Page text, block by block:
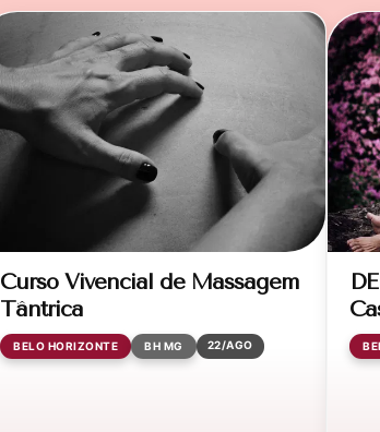
Curso Vivencial de Massagem
Tântrica
BELO HORIZONTE BH MG 22/AGO